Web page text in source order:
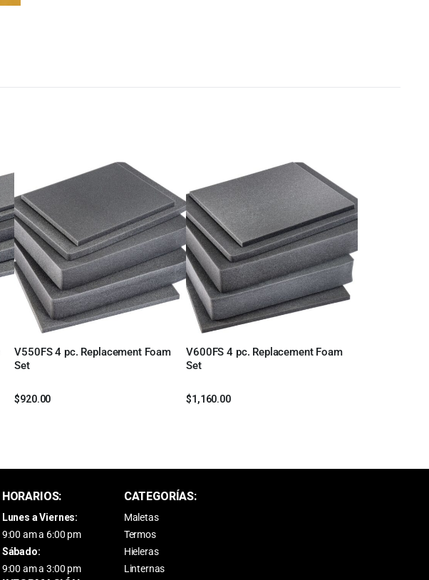
V550FS 4 pc. Replacement Foam
SetLeer más
$920.00
V600FS 4 pc. Replacement Foam
SetLeer más
$1,160.00
HORARIOS:
Lunes a Viernes:
9:00 am a 6:00 pm
Sábado:
9:00 am a 3:00 pm
CATEGORÍAS:
Maletas
Termos
Hieleras
Linternas